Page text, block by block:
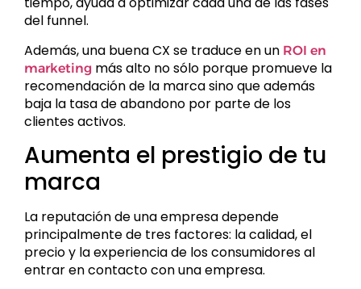
del funnel.
Además, una buena CX se traduce en un ROI en
marketing más alto no sólo porque promueve la
recomendación de la marca sino que además
baja la tasa de abandono por parte de los
clientes activos.
Aumenta el prestigio de tu
marca
La reputación de una empresa depende
principalmente de tres factores: la calidad, el
precio y la experiencia de los consumidores al
entrar en contacto con una empresa.